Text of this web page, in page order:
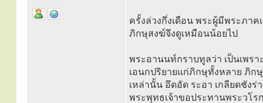
ครั้งล่วงกึ่งเดือน พระผู้มีพระภา
ภิกษุสงฆ์จึงดูเหมือนน้อยไป
พระอานนท์กราบทูลว่า เป็นเพร
เอนกปริยายแก่ภิกษุทั้งหลาย ภิก
เหล่านั้น อึดอัด ระอา เกลียดชัง
พระพุทธเจ้าขอประทานพระวโ